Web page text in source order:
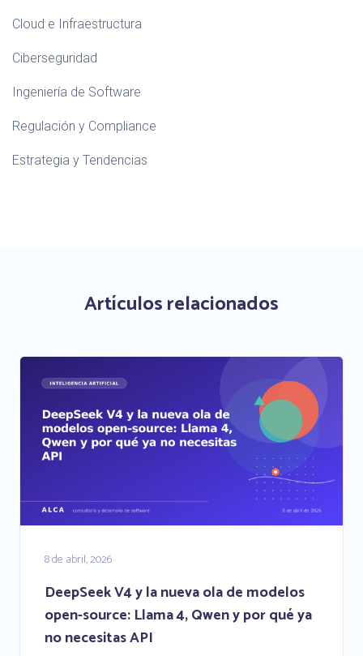
Cloud e Infraestructura
Ciberseguridad
Ingeniería de Software
Regulación y Compliance
Estrategia y Tendencias
Artículos relacionados
8 de abril, 2026
DeepSeek V4 y la nueva ola de modelos
open-source: Llama 4, Qwen y por qué ya
no necesitas API